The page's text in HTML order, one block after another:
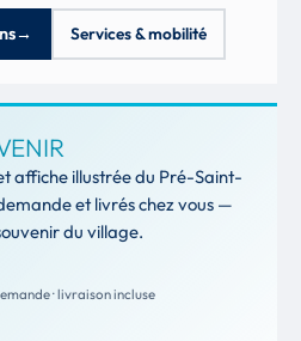
→ Services & mobilité
affiche illustrée du Pré-Saint-
et livrés chez vous —
du village.
· livraison incluse